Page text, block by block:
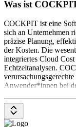
Was ist
COCKPIT ist eine
sich an Unternehmen
präzise Planung,
der Kosten. Die
integriertes Cloud
Echtzeitanalysen.
Anwender*innen bei